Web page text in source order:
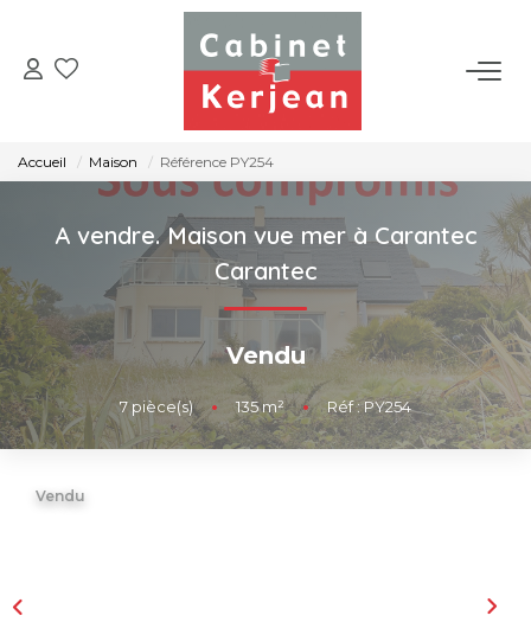
ACHETER
VENDRE
LOUER
NOS AGENCES
CONTACT
Accueil Maison Référence PY254
A vendre. Maison vue mer à Carantec
Carantec
Vendu
7 pièce(s) • 135m² • Réf : PY254
Vendu